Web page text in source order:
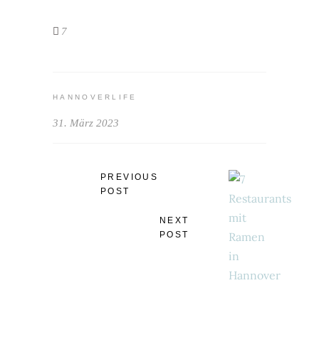
7
HANNOVERLIFE
31. März 2023
PREVIOUS
POST
NEXT
POST